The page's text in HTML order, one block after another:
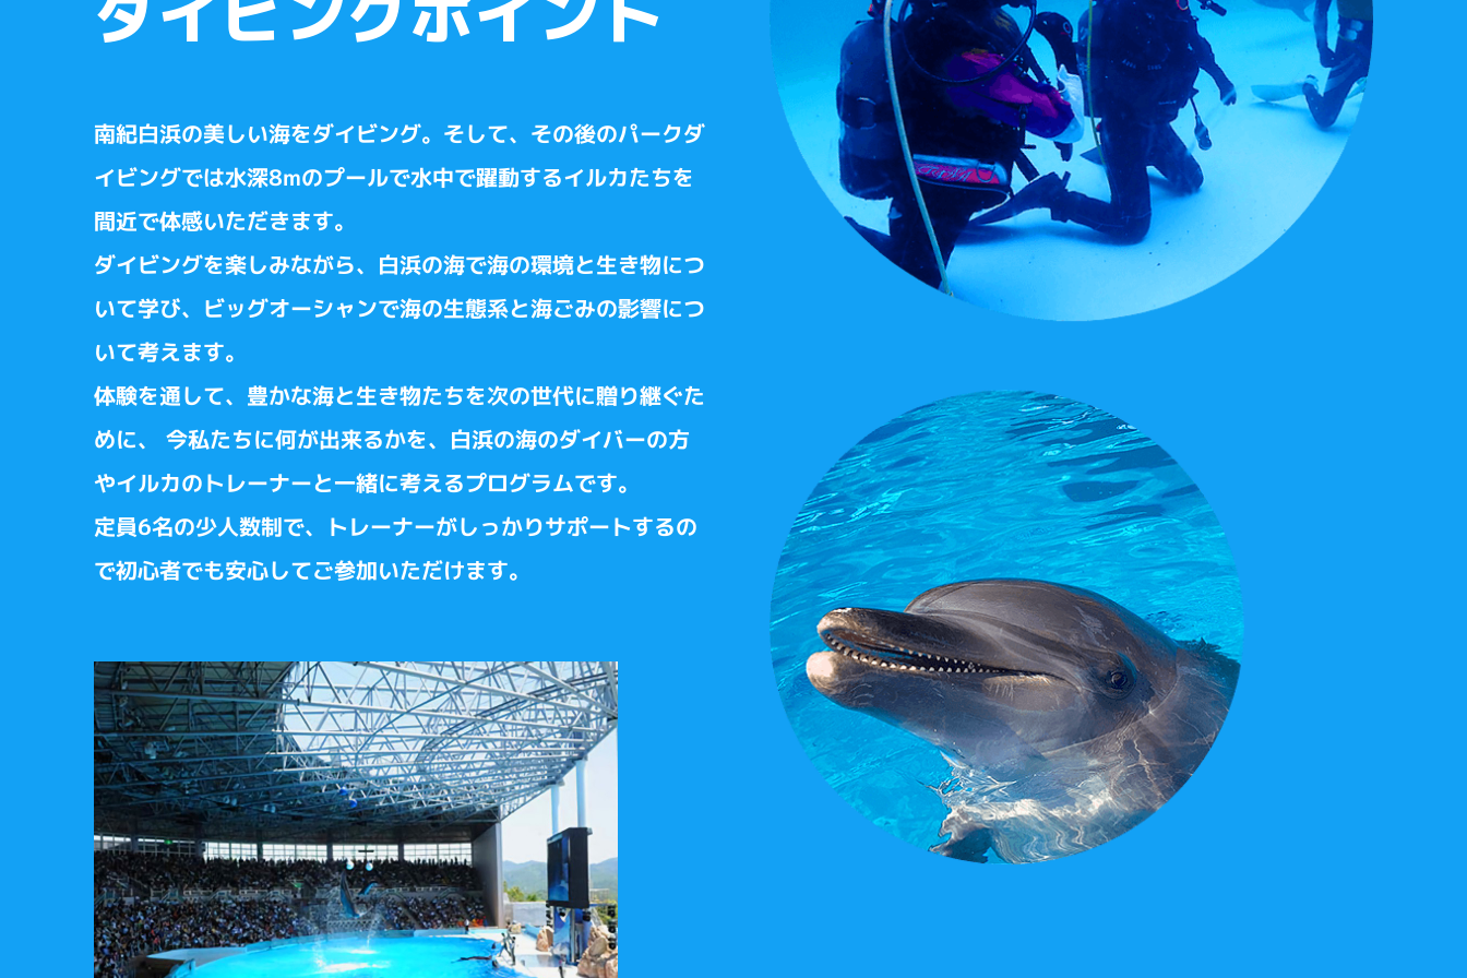
南紀白浜の美しい海をダイビング。そして、その後のパークダ
イビングでは水深8mのプールで水中で躍動するイルカたちを
間近で体感いただきます。
ダイビングを楽しみながら、白浜の海で海の環境と生き物につ
いて学び、ビッグオーシャンで海の生態系と海ごみの影響につ
いて考えます。
体験を通して、豊かな海と生き物たちを次の世代に贈り継ぐた
めに、 今私たちに何が出来るかを、白浜の海のダイバーの方
やイルカのトレーナーと一緒に考えるプログラムです。
定員6名の少人数制で、トレーナーがしっかりサポートするの
で初心者でも安心してご参加いただけます。